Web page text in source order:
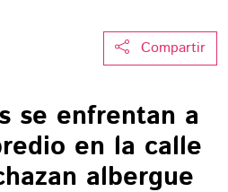
Compartir
se enfrentan a
en la calle
albergue